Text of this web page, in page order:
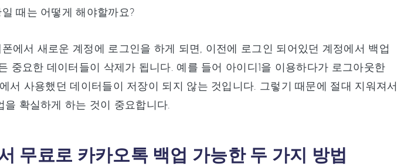
때는 어떻게 해야할까요?
에서 새로운 계정에 로그인을 하게 되면, 이전에 로그인 되어있던 계정에서 백업
중요한 데이터들이 삭제가 됩니다. 예를 들어 아이디1을 이용하다가 로그아웃한
서 사용했던 데이터들이 저장이 되지 않는 것입니다. 그렇기 때문에 절대 지워져서
확실하게 하는 것이 중요합니다.
무료로 카카오톡 백업 가능한 두 가지 방법